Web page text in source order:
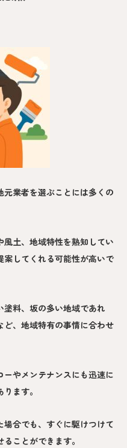
業者を選ぶことには多くの
風土、地域特性を熟知してい
案してくれる可能性が高いで
料、坂の多い地域であれ
、地域特有の事情に合わせ
ーやメンテナンスにも迅速に
ます。
合でも、すぐに駆けつけて
ことができます。